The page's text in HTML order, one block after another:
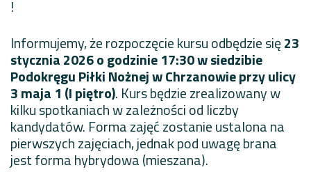
!
Informujemy, że rozpoczęcie kursu odbędzie się23
stycznia 2026 o godzinie 17:30w siedzibie
Podokręgu Piłki Nożnej w Chrzanowie przy ulicy
3 maja 1 (I piętro). Kurs będzie zrealizowany w
kilku spotkaniach w zależności od liczby
kandydatów. Forma zajęć zostanie ustalona na
pierwszych zajęciach, jednak pod uwagę brana
jest forma hybrydowa (mieszana).